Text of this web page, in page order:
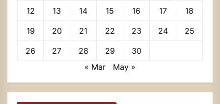
12 13 14 15 16 17 18
19 20 21 22 23 24 25
26 27 28 29
30
« Mar
May »